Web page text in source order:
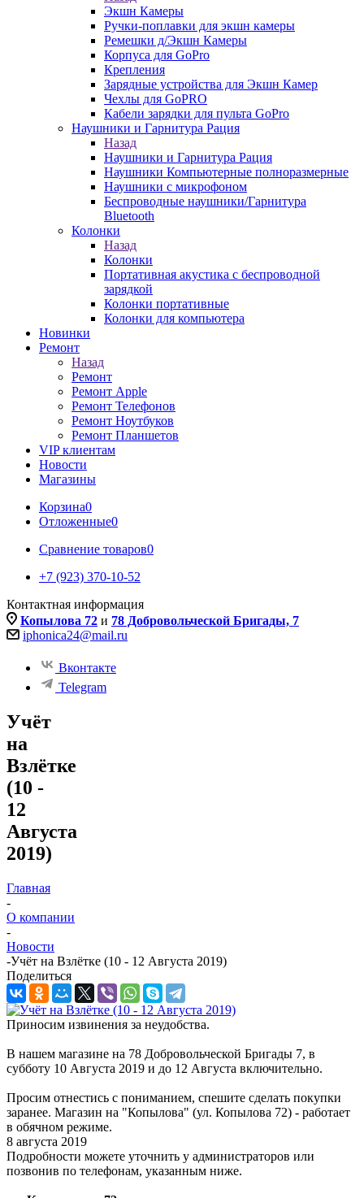
Экшн Камеры
Ручки-поплавки для экшн камеры
Ремешки д/Экшн Камеры
Корпуса для GoPro
Крепления
Зарядные устройства для Экшн Камер
Чехлы для GoPRO
Кабели зарядки для пульта GoPro
Наушники и Гарнитура Рация
Назад
Наушники и Гарнитура Рация
Наушники Компьютерные полноразмерные
Наушники с микрофоном
Беспроводные наушники/Гарнитура
Bluetooth
Колонки
Назад
Колонки
Портативная акустика с беспроводной
зарядкой
Колонки портативные
Колонки для компьютера
Новинки
Ремонт
Назад
Ремонт
Ремонт Apple
Ремонт Телефонов
Ремонт Ноутбуков
Ремонт Планшетов
VIP клиентам
Новости
Магазины
Корзина0
Отложенные0
Сравнение товаров0
+7 (923) 370-10-52
Контактная информация
Копылова 72 и 78 Добровольческой Бригады, 7
iphonica24@mail.ru
Вконтакте
Telegram
Учёт
на
Взлётке
(10 -
12
Августа
2019)
Главная
-
О компании
-
Новости
-Учёт на Взлётке (10 - 12 Августа 2019)
Поделиться
Приносим извинения за неудобства.
В нашем магазине на 78 Добровольческой Бригады 7, в
субботу 10 Августа 2019 и до 12 Августа включительно.
Просим отнестись с пониманием, спешите сделать покупки
заранее. Магазин на "Копылова" (ул. Копылова 72) - работает
в обячном режиме.
8 августа 2019
Подробности можете уточнить у администраторов или
позвонив по телефонам, указанным ниже.